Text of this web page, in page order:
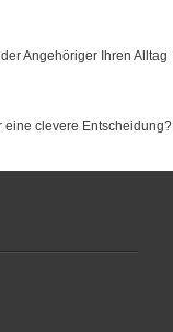
Angehöriger Ihren Alltag
eine clevere Entscheidung?